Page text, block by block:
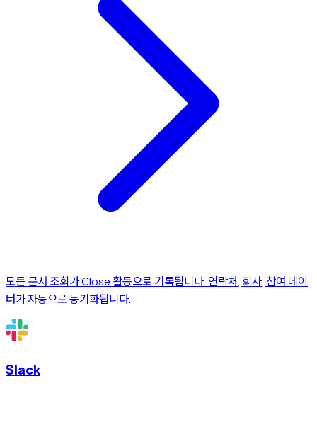
모든 문서 조회가 Close 활동으로 기록됩니다. 연락처, 회사, 참여 데이
터가 자동으로 동기화됩니다.
Slack